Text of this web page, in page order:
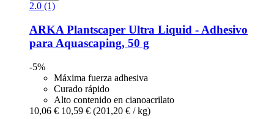
2.0 (1)
ARKA Plantscaper Ultra Liquid -​ Adhesivo
para Aquascaping, 50 g
-5%
Máxima fuerza adhesiva
Curado rápido
Alto contenido en cianoacrilato
10,06 € 10,59 € (201,20 € / kg)